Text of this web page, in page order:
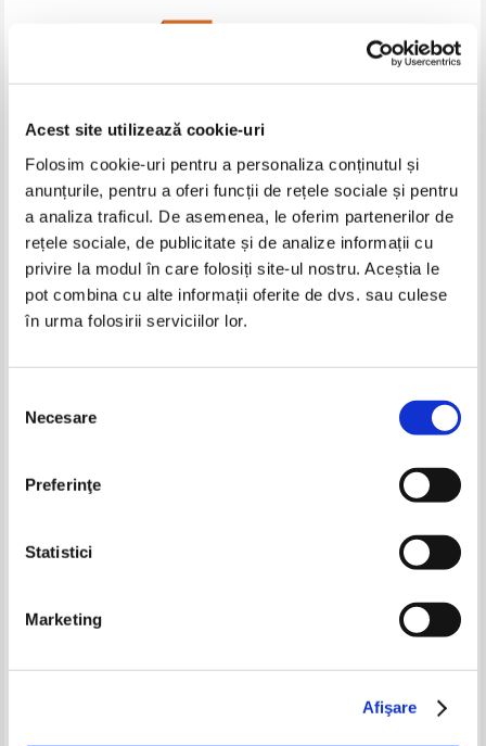
Acest site utilizează cookie-uri
Folosim cookie-uri pentru a personaliza conținutul și
anunțurile, pentru a oferi funcții de rețele sociale și pentru
a analiza traficul. De asemenea, le oferim partenerilor de
rețele sociale, de publicitate și de analize informații cu
privire la modul în care folosiți site-ul nostru. Aceștia le
pot combina cu alte informații oferite de dvs. sau culese
în urma folosirii serviciilor lor.
consimțământului
Necesare
Preferinţe
Statistici
Marketing
Afişare
Gillian McAllister - Ultimele lui
cuvinte
Pret:40,00Lei 28,00 Lei
Adaugă în coș
Anays M. - Confesiunile unei
fete rele (3 volume)
Pret:32,00 Lei
Brynne Weaver - Seasons of
Pret:45,00Lei 31,50 Lei
Paige Toon - Doar dragostea
Pret:35,00 Lei